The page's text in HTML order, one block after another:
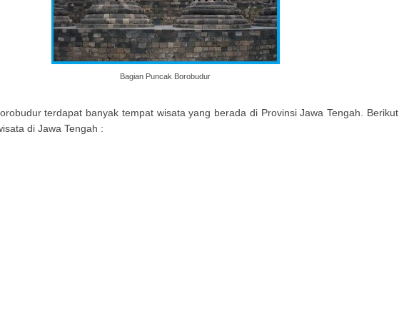
Bagian Puncak Borobudur
terdapat banyak tempat wisata yang berada di Provinsi Jawa Tengah. Berikut
di Jawa Tengah :